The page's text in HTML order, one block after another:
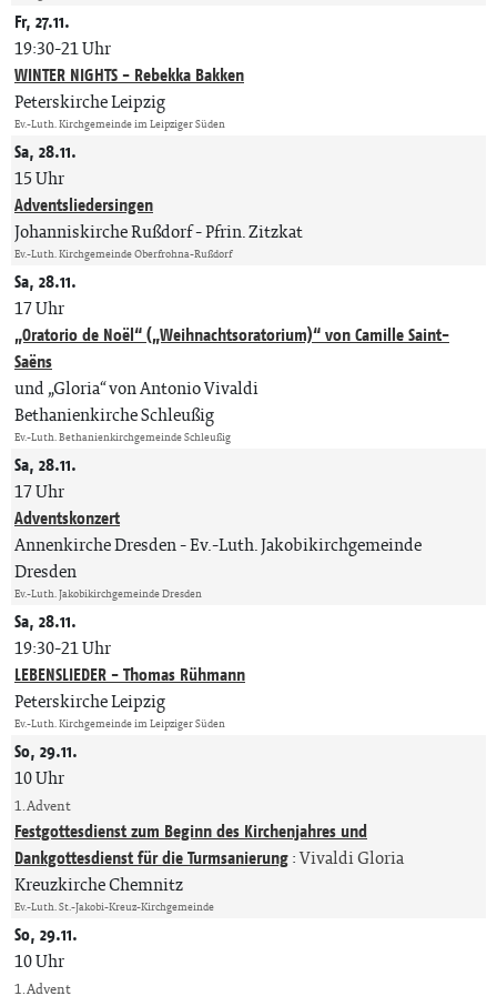
Fr, 27.11.
19:30-21 Uhr
WINTER NIGHTS - Rebekka Bakken
Peterskirche Leipzig
Ev.-Luth. Kirchgemeinde im Leipziger Süden
Sa, 28.11.
15 Uhr
Adventsliedersingen
Johanniskirche Rußdorf Pfrin. Zitzkat
Ev.-Luth. Kirchgemeinde Oberfrohna-Rußdorf
Sa, 28.11.
17 Uhr
„Oratorio de Noël“ („Weihnachtsoratorium)“ von Camille Saint-
Saëns
und „Gloria“ von Antonio Vivaldi
Bethanienkirche Schleußig
Ev.-Luth. Bethanienkirchgemeinde Schleußig
Sa, 28.11.
17 Uhr
Adventskonzert
Annenkirche Dresden Ev.-Luth. Jakobikirchgemeinde
Dresden
Ev.-Luth. Jakobikirchgemeinde Dresden
Sa, 28.11.
19:30-21 Uhr
LEBENSLIEDER - Thomas Rühmann
Peterskirche Leipzig
Ev.-Luth. Kirchgemeinde im Leipziger Süden
So, 29.11.
10 Uhr
1. Advent
Festgottesdienst zum Beginn des Kirchenjahres und
Dankgottesdienst für die Turmsanierung:Vivaldi Gloria
Kreuzkirche Chemnitz
Ev.-Luth. St.-Jakobi-Kreuz-Kirchgemeinde
So, 29.11.
10 Uhr
1. Advent